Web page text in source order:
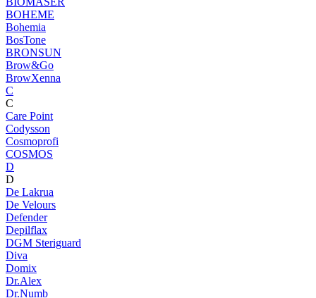
BOHEME
Bohemia
BosTone
BRONSUN
Brow&Go
BrowXenna
C
C
Care Point
Codysson
Cosmoprofi
COSMOS
D
D
De Lakrua
De Velours
Defender
Depilflax
DGM Steriguard
Diva
Domix
Dr.Alex
Dr.Numb